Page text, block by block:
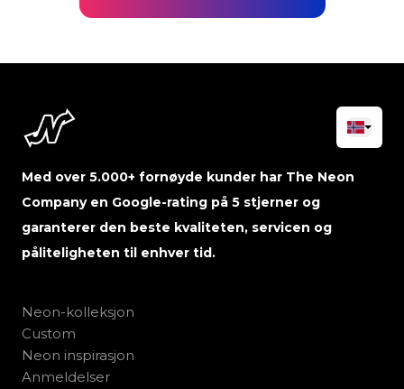
Med over 5.000+ fornøyde kunder har The Neon
Company en Google-rating på 5 stjerner og
garanterer den beste kvaliteten, servicen og
påliteligheten til enhver tid.
Neon-kolleksjon
Custom
Neon inspirasjon
Anmeldelser